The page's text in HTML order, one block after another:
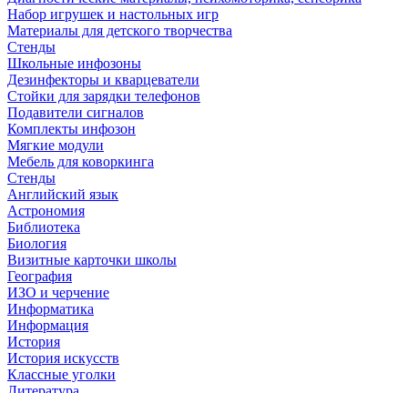
Набор игрушек и настольных игр
Материалы для детского творчества
Стенды
Школьные инфозоны
Дезинфекторы и кварцеватели
Стойки для зарядки телефонов
Подавители сигналов
Комплекты инфозон
Мягкие модули
Мебель для коворкинга
Стенды
Английский язык
Астрономия
Библиотека
Биология
Визитные карточки школы
География
ИЗО и черчение
Информатика
Информация
История
История искусств
Классные уголки